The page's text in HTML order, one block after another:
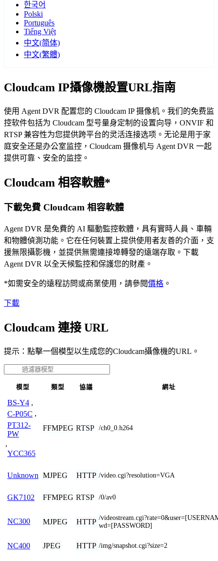
한국어
Polski
Português
Tiếng Việt
中文(简体)
中文(繁體)
Cloudcam IP攝像機設置URL指南
使用 Agent DVR 配置您的 Cloudcam IP 摄像机。我们的免费监
控软件包括为 Cloudcam 型号量身定制的设置向导，ONVIF 和
RTSP 兼容性为您提供跨平台的灵活连接选项。无论是用于家
庭安全还是办公室监控，Cloudcam 摄像机与 Agent DVR 一起
提供可靠、安全的监控。
Cloudcam 相容軟體*
下載免費 Cloudcam 相容軟體
Agent DVR 是免費的 AI 驅動監控軟體，具有實時人員、車輛
和物體偵測功能。它在任何裝置上提供使用者友善的介面，支
援無限攝影機，並提供無需連接埠轉發的遠端存取。下載
Agent DVR 以全天候監控和保護您的財產。
*如需安全的遠程訪問或商業使用，請參閱價格 。
下載
Cloudcam 連接 URL
提示：點擊一個模型以生成您的Cloudcam攝像機的URL。
模型 類型 協議 網址
BS-Y4 ,
C-P05C ,
PT312-
PW
,
YCC365
FFMPEG RTSP /ch0_0.h264
Unknown MJPEG HTTP /video.cgi?resolution=VGA
GK7102 FFMPEG RTSP /0/av0
NC300 MJPEG HTTP /
wd=[PASSWORD]
NC400 JPEG HTTP /img/snapshot.cgi?size=2